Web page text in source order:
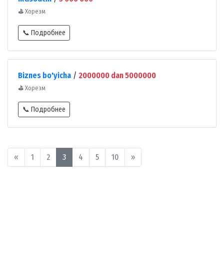
⛳ Хорезм
📞 Подробнее
Biznes bo'yicha / 2000000 dan 5000000
⛳ Хорезм
📞 Подробнее
« 1 2 3 4 5 10 »